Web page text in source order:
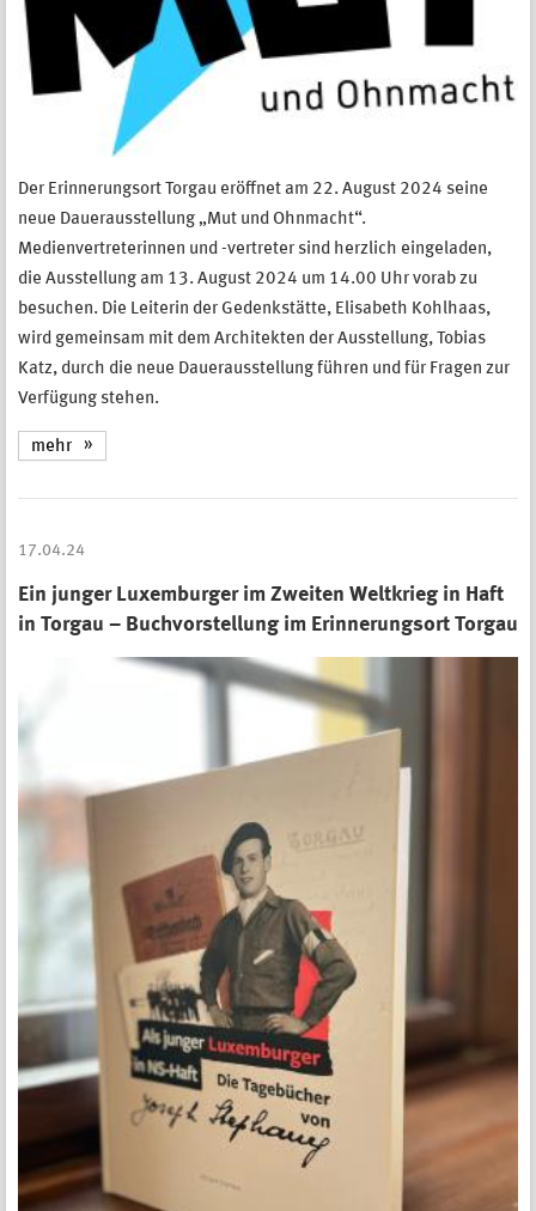
Der Erinnerungsort Torgau eröffnet am 22. August 2024 seine
neue Dauerausstellung „Mut und Ohnmacht“.
Medienvertreterinnen und -vertreter sind herzlich eingeladen,
die Ausstellung am 13. August 2024 um 14.00 Uhr vorab zu
besuchen. Die Leiterin der Gedenkstätte, Elisabeth Kohlhaas,
wird gemeinsam mit dem Architekten der Ausstellung, Tobias
Katz, durch die neue Dauerausstellung führen und für Fragen zur
Verfügung stehen.
mehr
17.04.24
Ein junger Luxemburger im Zweiten Weltkrieg in Haft
in Torgau – Buchvorstellung im Erinnerungsort Torgau